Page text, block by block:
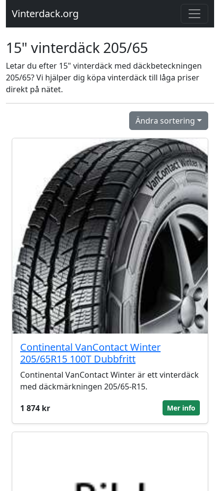
Vinterdack.org
15" vinterdäck 205/65
Letar du efter 15" vinterdäck med däckbeteckningen
205/65? Vi hjälper dig köpa vinterdäck till låga priser
direkt på nätet.
Ändra sortering
Continental VanContact Winter
205/65R15 100T Dubbfritt
Continental VanContact Winter är ett vinterdäck
med däckmärkningen 205/65-R15.
1 874 kr
Mer info